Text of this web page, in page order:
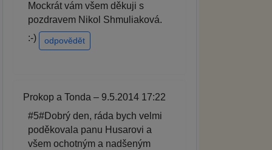
Mockrát vám všem děkuji s
pozdravem Nikol Shmuliaková.
:-)
odpovědět
Prokop a Tonda – 9.5.2014 17:22
#5#Dobrý den, ráda bych velmi
poděkovala panu Husarovi a
všem ochotným a nadšeným